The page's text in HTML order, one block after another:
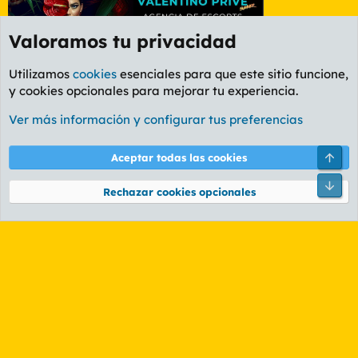
Foro Rapiñas
Cookies
PL OLDSTYLE AMARILLO
Términos y reglas Política de privacidad Ayuda
Community platform by XenForo® © 2010-2026 XenForo Ltd.
Valoramos tu privacidad
Utilizamos cookies esenciales para que este sitio funcione,
y cookies opcionales para mejorar tu experiencia.
Ver más información y configurar tus preferencias
Aceptar todas las cookies
Rechazar cookies opcionales
Pie